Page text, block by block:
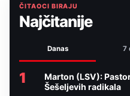
ČITAOCI BIRAJU
Najčitanije
Danas 7
1
Marton (LSV):
Šešeljevih radikala